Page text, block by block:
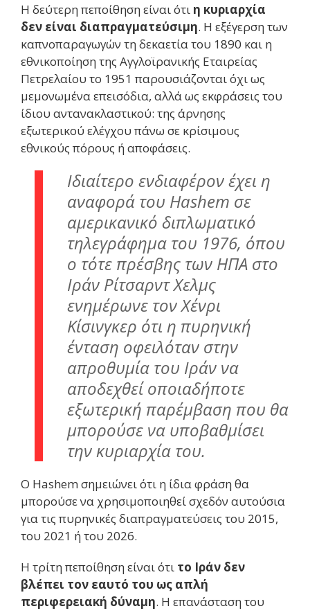
Η δεύτερη πεποίθηση είναι ότι η κυριαρχία
δεν είναι διαπραγματεύσιμη. Η εξέγερση των
καπνοπαραγωγών τη δεκαετία του 1890 και η
εθνικοποίηση της Αγγλοϊρανικής Εταιρείας
Πετρελαίου το 1951 παρουσιάζονται όχι ως
μεμονωμένα επεισόδια, αλλά ως εκφράσεις του
ίδιου αντανακλαστικού: της άρνησης
εξωτερικού ελέγχου πάνω σε κρίσιμους
εθνικούς πόρους ή αποφάσεις.
Ιδιαίτερο ενδιαφέρον έχει η
αναφορά του Hashem σε
αμερικανικό διπλωματικό
τηλεγράφημα του 1976, όπου
ο τότε πρέσβης των ΗΠΑ στο
Ιράν Ρίτσαρντ Χελμς
ενημέρωνε τον Χένρι
Κίσινγκερ ότι η πυρηνική
ένταση οφειλόταν στην
απροθυμία του Ιράν να
αποδεχθεί οποιαδήποτε
εξωτερική παρέμβαση που θα
μπορούσε να υποβαθμίσει
την κυριαρχία του.
Ο Hashem σημειώνει ότι η ίδια φράση θα
μπορούσε να χρησιμοποιηθεί σχεδόν αυτούσια
για τις πυρηνικές διαπραγματεύσεις του 2015,
του 2021 ή του 2026.
Η τρίτη πεποίθηση είναι ότι το Ιράν δεν
βλέπει τον εαυτό του ως απλή
περιφερειακή δύναμη. Η επανάσταση του